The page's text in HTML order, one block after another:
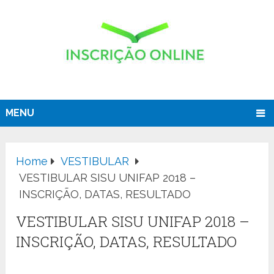
MENU
Home
VESTIBULAR
VESTIBULAR SISU UNIFAP 2018 –
INSCRIÇÃO, DATAS, RESULTADO
VESTIBULAR SISU UNIFAP 2018 –
INSCRIÇÃO, DATAS, RESULTADO